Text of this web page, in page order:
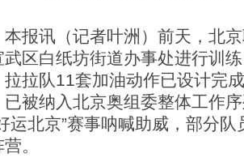
讯（记者叶洲）前天，北京
武区白纸坊街道办事处进行训
拉拉队11套加油动作已设计完
已被纳入北京奥组委整体工作
运北京”赛事呐喊助威，部分
。